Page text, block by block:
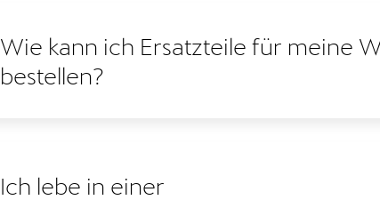
Wie kann ich Ersatzteile für meine
bestellen?
Ich lebe in einer